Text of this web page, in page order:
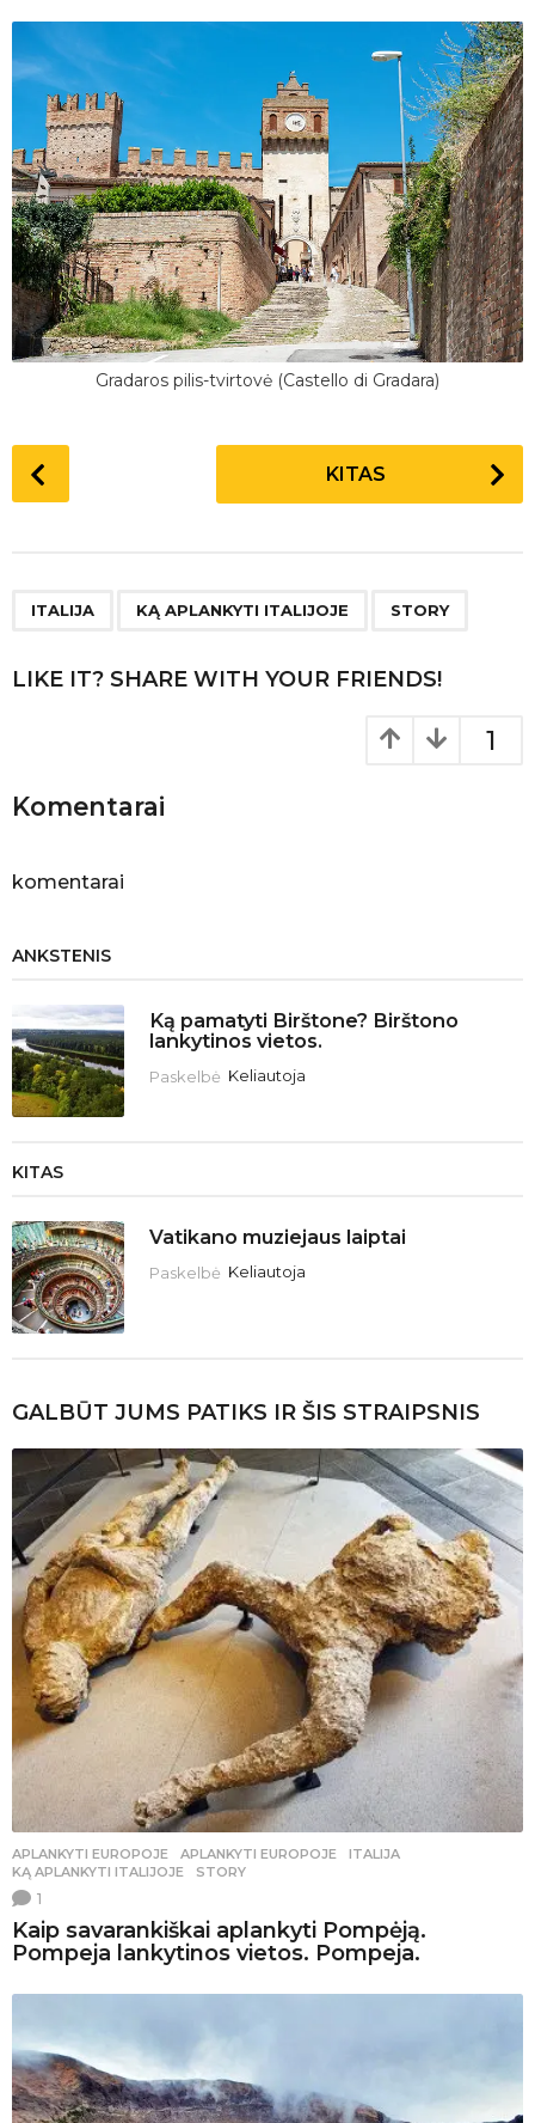
Gradaros pilis-tvirtovė (Castello di Gradara)
o
i
i
KITAS
ITALIJA KĄ APLANKYTI ITALIJOJE STORY
LIKE IT? SHARE WITH YOUR FRIENDS!
1
Komentarai
komentarai
ANKSTENIS
Ką pamatyti Birštone? Birštono
lankytinos vietos.
Paskelbė Keliautoja
KITAS
Vatikano muziejaus laiptai
Paskelbė Keliautoja
GALBŪT JUMS PATIKS IR ŠIS STRAIPSNIS
APLANKYTI EUROPOJE APLANKYTI EUROPOJE ,ITALIJA
KĄ APLANKYTI ITALIJOJE
,STORY
1
Kaip savarankiškai aplankyti Pompėją.
Pompeja lankytinos vietos. Pompeja.